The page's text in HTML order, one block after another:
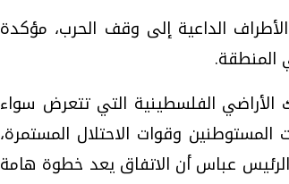
الداعية إلى وقف الحرب، مؤكدة
المنطقة.
الفلسطينية التي تتعرض سواء
وقوات الاحتلال المستمرة،
عباس أن الاتفاق يعد خطوة هامة
وإجابات